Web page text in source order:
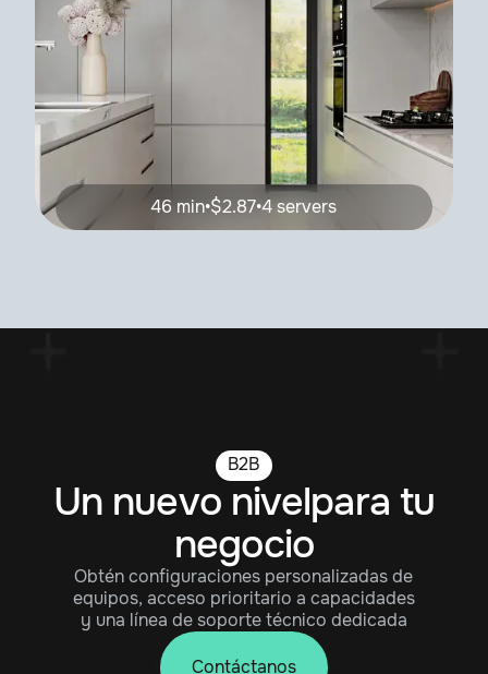
46 min•$2.87•4 servers
B2B
Un nuevo nivelpara tu
negocio
Obtén configuraciones personalizadas de
equipos, acceso prioritario a capacidades
y una línea de soporte técnico dedicada
Contáctanos